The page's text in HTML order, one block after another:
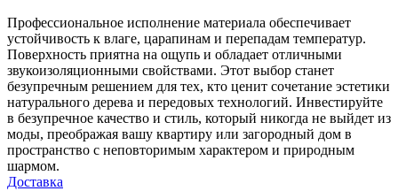
Профессиональное исполнение материала обеспечивает
устойчивость к влаге, царапинам и перепадам температур.
Поверхность приятна на ощупь и обладает отличными
звукоизоляционными свойствами. Этот выбор станет
безупречным решением для тех, кто ценит сочетание эстетики
натурального дерева и передовых технологий. Инвестируйте
в безупречное качество и стиль, который никогда не выйдет из
моды, преображая вашу квартиру или загородный дом в
пространство с неповторимым характером и природным
шармом.
Доставка